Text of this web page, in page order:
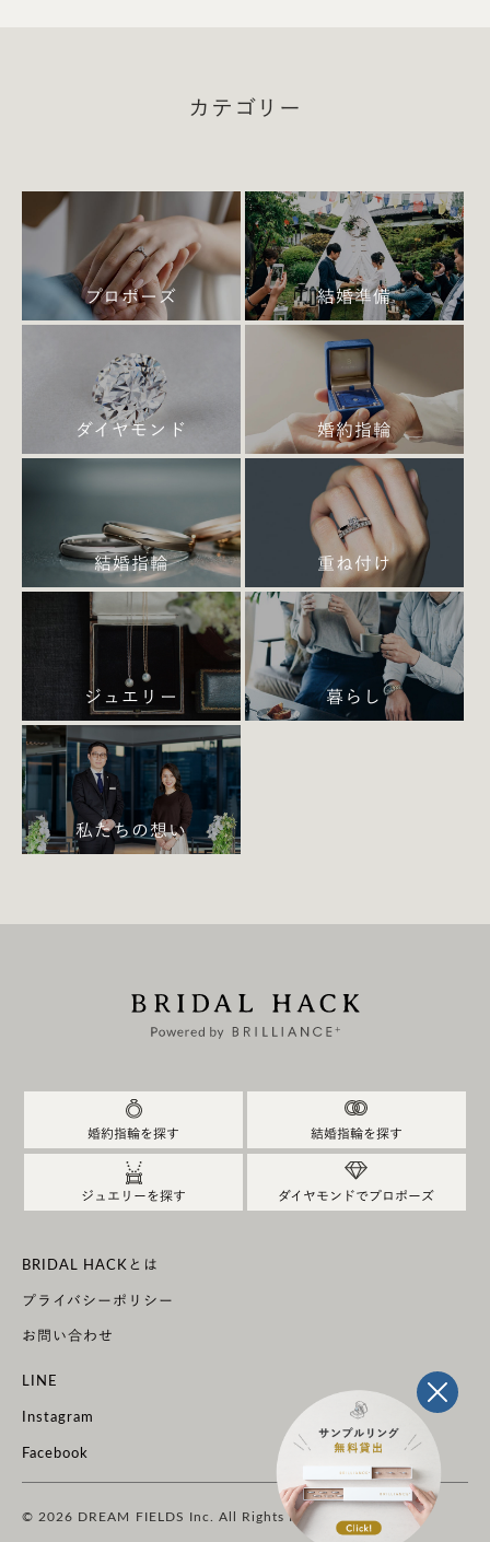
ルエットで、存在感のあるダイヤモンドのあ
りのままの美しさを、様々な方向から楽しむ
ことができます。
アラウンド
クロスし重なり合うアームが印象的な、大胆
でファッショナブルなラボグロウンダイヤモ
ンドリング『アラウンド』。溶け込むような
2本の爪でセンターストーンを支えるデザイ
ダイヤモンドのサイドにV字の切り込みを入れること
で、ダイヤモンドの輝きを引き立たせているところも
ポイントです。
カテゴリー
プロポーズ 結婚準備
ダイヤモンド 婚約指輪
結婚指輪 重ね付け
ジュエリー 暮らし
私たちの想い
婚約指輪を探す 結婚指輪を探す
ジュエリーを探す ダイヤモンドでプロポーズ
BRIDAL HACKとは
プライバシーポリシー
お問い合わせ
LINE
Instagram
Facebook
© 2026 DREAM FIELDS Inc. All Rights Reserved.